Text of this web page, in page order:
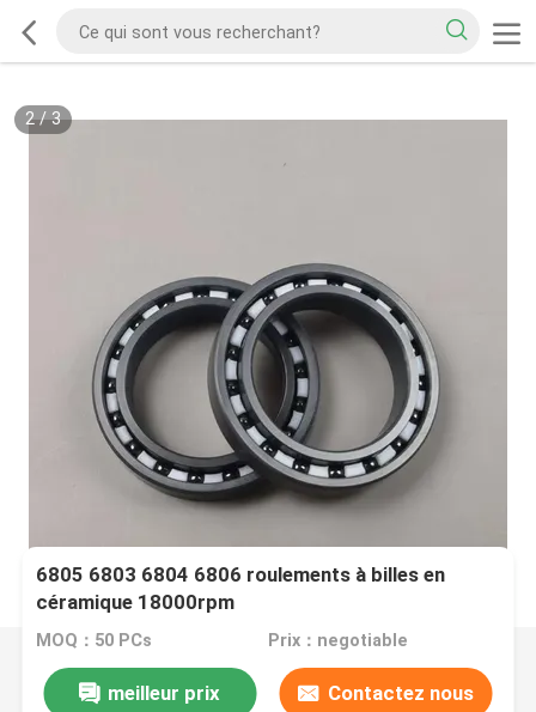
2/3
6805 6803 6804 6806 roulements à billes en
céramique 18000rpm
MOQ：50 PCs Prix：negotiable
meilleur prix Contactez nous